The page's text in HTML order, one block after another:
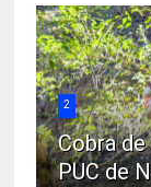
2
Cobra
PUC de